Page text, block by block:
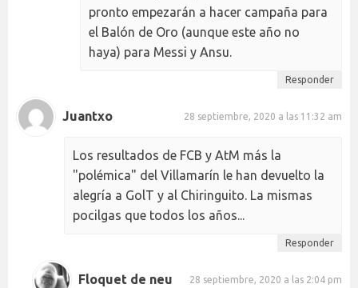
pronto empezarán a hacer campaña para
el Balón de Oro (aunque este año no
haya) para Messi y Ansu.
Responder
Juantxo 28 septiembre, 2020 a las 11:32 am
Los resultados de FCB y AtM más la
"polémica" del Villamarín le han devuelto la
alegría a GolT y al Chiringuito. La mismas
pocilgas que todos los años...
Responder
Floquet de neu 28 septiembre, 2020 a las 2:04 pm